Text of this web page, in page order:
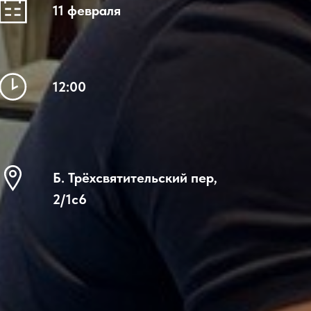
11 февраля
12:00
Б. Трёхсвятительский пер,
2/1с6